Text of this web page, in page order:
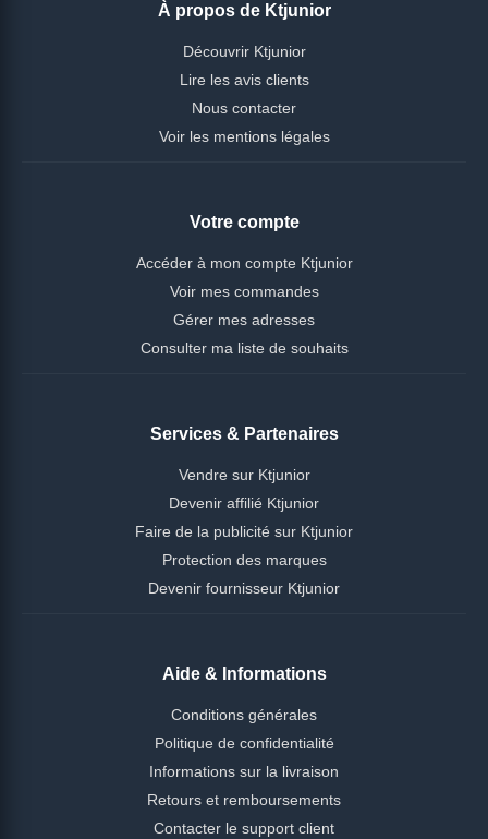
À propos de Ktjunior
Découvrir Ktjunior
Lire les avis clients
Nous contacter
Voir les mentions légales
Votre compte
Accéder à mon compte Ktjunior
Voir mes commandes
Gérer mes adresses
Consulter ma liste de souhaits
Services & Partenaires
Vendre sur Ktjunior
Devenir affilié Ktjunior
Faire de la publicité sur Ktjunior
Protection des marques
Devenir fournisseur Ktjunior
Aide & Informations
Conditions générales
Politique de confidentialité
Informations sur la livraison
Retours et remboursements
Contacter le support client